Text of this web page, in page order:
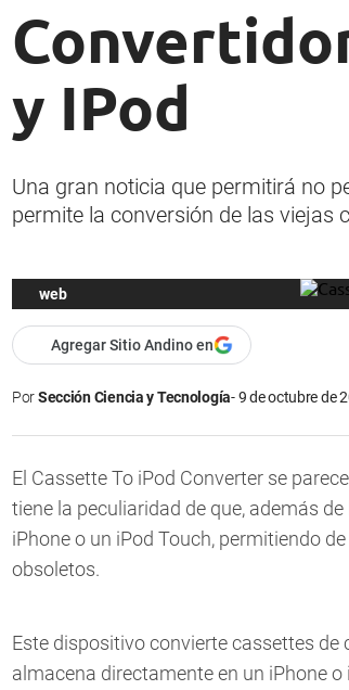
y IPod
Una gran noticia que permitirá no
permite la conversión de las viejas
web
Agregar Sitio Andino en
PorSección Ciencia y Tecnología 9 de octubre de
El Cassette To iPod Converter se
tiene la peculiaridad de que, además
iPhone o un iPod Touch, permitiendo
obsoletos.
Este dispositivo convierte cassettes
almacena directamente en un iPhone